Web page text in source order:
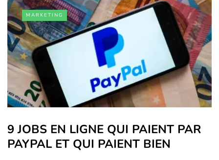
MARKETING
9 JOBS EN LIGNE QUI PAIENT PAR
PAYPAL ET QUI PAIENT BIEN